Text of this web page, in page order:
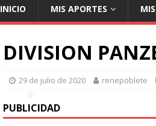
❅
INICIO MIS APORTES
DIVISION
29 de julio de 2020 renepoblete
PUBLICIDAD